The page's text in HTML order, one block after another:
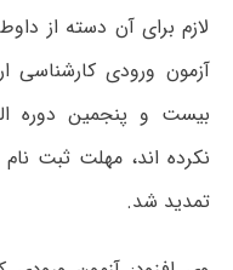
لازم برای آن دسته از
بیست و پنجمین دوره
تمدید شد.